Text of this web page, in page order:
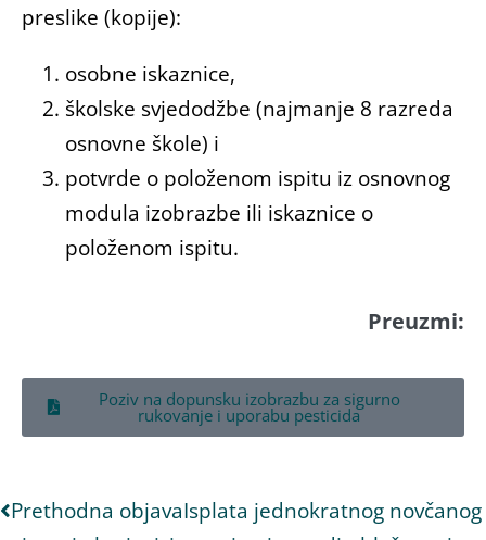
preslike (kopije):
osobne iskaznice,
školske svjedodžbe (najmanje 8 razreda
osnovne škole) i
potvrde o položenom ispitu iz osnovnog
modula izobrazbe ili iskaznice o
položenom ispitu.
Preuzmi:
Poziv na dopunsku izobrazbu za sigurno
rukovanje i uporabu pesticida
Prethodna objavaIsplata jednokratnog novčanog